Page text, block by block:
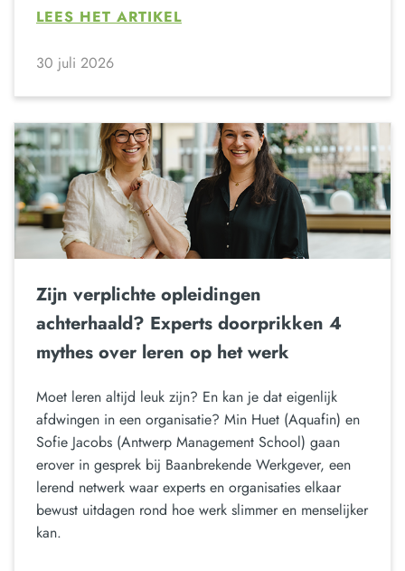
LEES HET ARTIKEL
30 juli 2026
Zijn verplichte opleidingen
achterhaald? Experts doorprikken 4
mythes over leren op het werk
Moet leren altijd leuk zijn? En kan je dat eigenlijk
afdwingen in een organisatie? Min Huet (Aquafin) en
Sofie Jacobs (Antwerp Management School) gaan
erover in gesprek bij Baanbrekende Werkgever, een
lerend netwerk waar experts en organisaties elkaar
bewust uitdagen rond hoe werk slimmer en menselijker
kan.